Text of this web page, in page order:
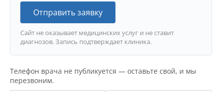
Отправить заявку
Сайт не оказывает медицинских услуг и не ставит
диагнозов. Запись подтверждает клиника.
Телефон врача не публикуется — оставьте свой, и мы
перезвоним.